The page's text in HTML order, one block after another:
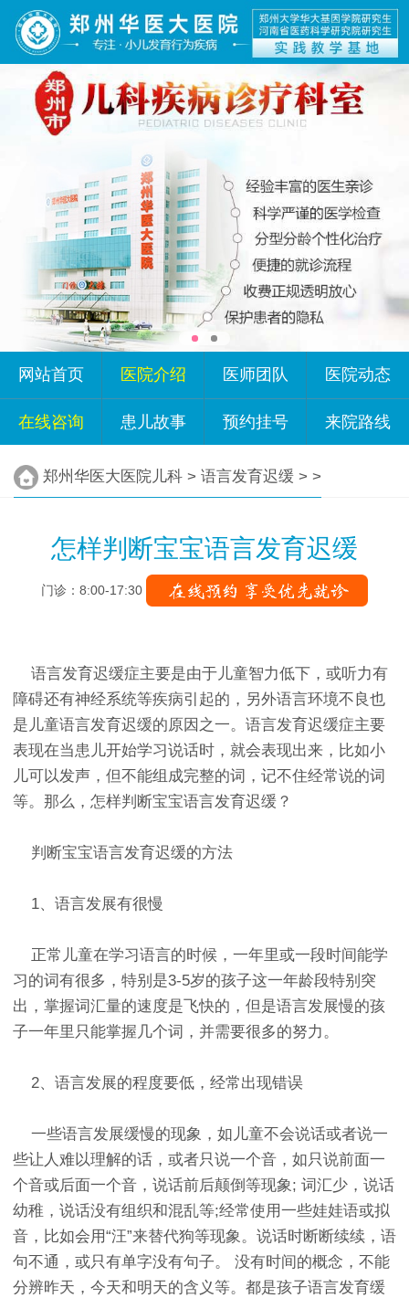
网站首页 医院介绍 医师团队 医院动态
在线咨询 患儿故事 预约挂号 来院路线
郑州华医大医院儿科> 语言发育迟缓> >
怎样判断宝宝语言发育迟缓
门诊：8:00-17:30
语言发育迟缓症主要是由于儿童智力低下，或听力有
障碍还有神经系统等疾病引起的，另外语言环境不良也
是儿童语言发育迟缓的原因之一。语言发育迟缓症主要
表现在当患儿开始学习说话时，就会表现出来，比如小
儿可以发声，但不能组成完整的词，记不住经常说的词
等。那么，怎样判断宝宝语言发育迟缓？
判断宝宝语言发育迟缓的方法
1、语言发展有很慢
正常儿童在学习语言的时候，一年里或一段时间能学
习的词有很多，特别是3-5岁的孩子这一年龄段特别突
出，掌握词汇量的速度是飞快的，但是语言发展慢的孩
子一年里只能掌握几个词，并需要很多的努力。
2、语言发展的程度要低，经常出现错误
一些语言发展缓慢的现象，如儿童不会说话或者说一
些让人难以理解的话，或者只说一个音，如只说前面一
个音或后面一个音，说话前后颠倒等现象; 词汇少，说话
幼稚，说话没有组织和混乱等;经常使用一些娃娃语或拟
音，比如会用“汪”来替代狗等现象。说话时断断续续，语
句不通，或只有单字没有句子。 没有时间的概念，不能
分辨昨天，今天和明天的含义等。都是孩子语言发育缓